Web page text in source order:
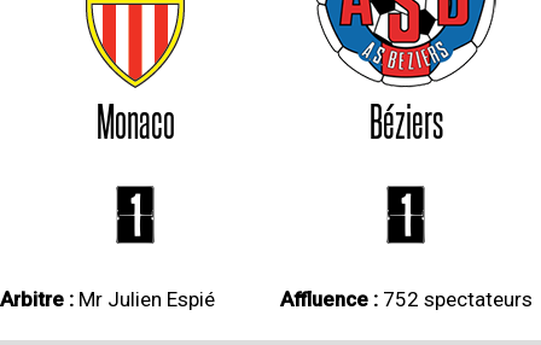
Monaco Béziers
1 1
Arbitre : Mr Julien Espié Affluence : 752 spectateurs